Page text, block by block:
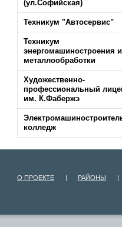
(ул.Софийская)
Техникум "Автосервис"
Техникум
энергомашиностроения и
металлообработки
Художественно-
профессиональный
им. К.Фабержэ
колледж
О ПРОЕКТЕ | РАЙОНЫ |